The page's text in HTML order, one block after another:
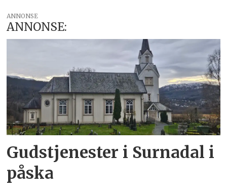
ANNONSE
ANNONSE:
Gudstjenester i Surnadal i
påska